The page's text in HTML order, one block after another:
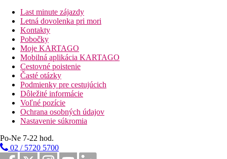
Last minute zájazdy
Letná dovolenka pri mori
Kontakty
Pobočky
Moje KARTAGO
Mobilná aplikácia KARTAGO
Cestovné poistenie
Časté otázky
Podmienky pre cestujúcich
Dôležité informácie
Voľné pozície
Ochrana osobných údajov
Nastavenie súkromia
Po-Ne 7-22 hod.
02 / 5720 5700